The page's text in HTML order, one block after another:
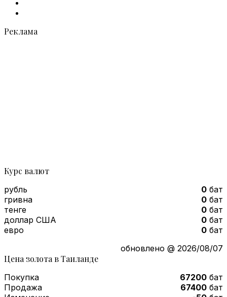
Реклама
Курс валют
рубль 0 бат
гривна
0 бат
тенге
0 бат
доллар США
0 бат
евро
0 бат
обновлено @ 2026/08/07
Цена золота в Таиланде
Покупка 67200 бат
Продажа
67400 бат